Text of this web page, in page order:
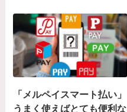
「メルペイスマート払い」
うまく使えばとても便利な